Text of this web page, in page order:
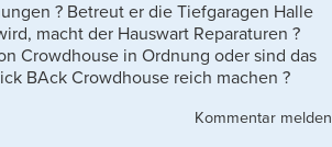
? Betreut er die Tiefgaragen Halle
macht der Hauswart Reparaturen ?
Crowdhouse in Ordnung oder sind das
BAck Crowdhouse reich machen ?
Kommentar melden